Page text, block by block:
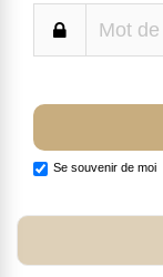
Se souvenir de moi